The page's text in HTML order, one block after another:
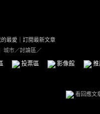
最愛
訂閱最新文章
城市／討論區／
投票區 影像館
看回應文